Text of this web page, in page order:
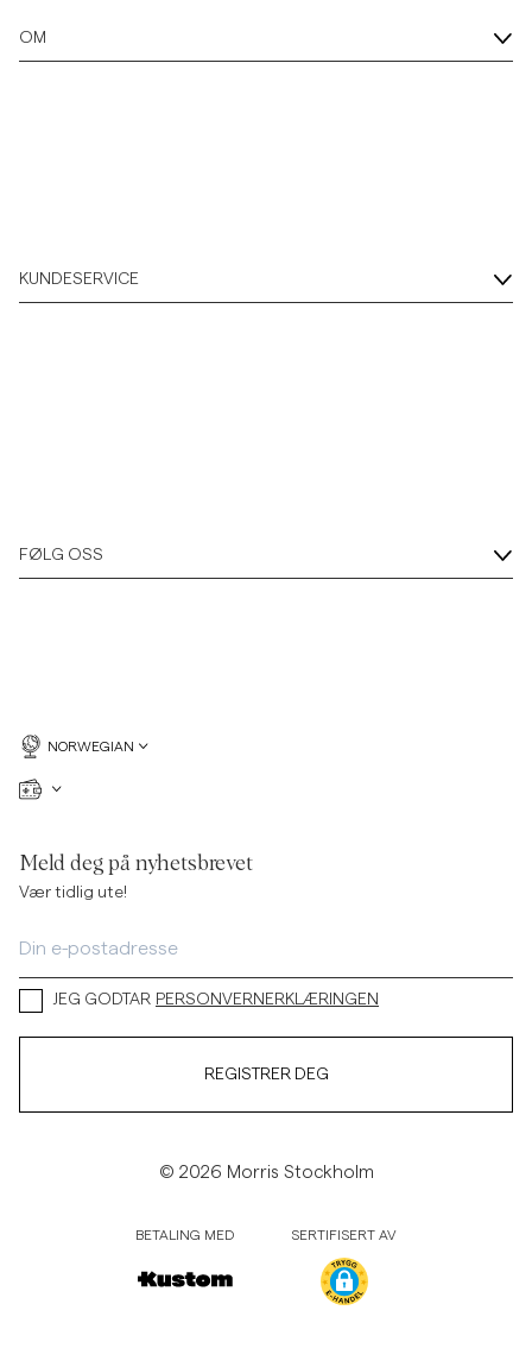
OM
KUNDESERVICE
FØLG OSS
NORWEGIAN
Meld deg på nyhetsbrevet
Vær tidlig ute!
JEG GODTAR PERSONVERNERKLÆRINGEN
REGISTRER DEG
© 2026 Morris Stockholm
BETALING MED SERTIFISERT AV